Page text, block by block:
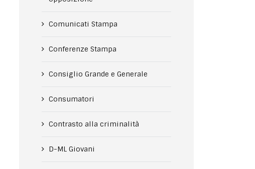
Comunicati Stampa
Conferenze Stampa
Consiglio Grande e Generale
Consumatori
Contrasto alla criminalità
D-ML Giovani